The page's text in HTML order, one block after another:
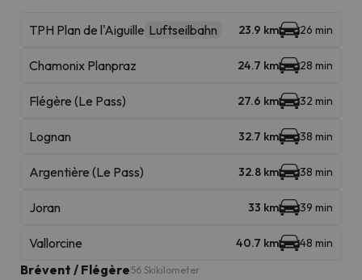
TPH Plan de l'Aiguille Luftseilbahn 23.9 km 26 min
Chamonix Planpraz 24.7 km 28 min
Flégère (Le Pass) 27.6 km 32 min
Lognan 32.7 km 38 min
Argentière (Le Pass) 32.8 km 38 min
Joran 33 km 39 min
Vallorcine 40.7 km 48 min
Brévent / Flégère 56 Skikilometer